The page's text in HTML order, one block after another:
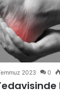
2023 0